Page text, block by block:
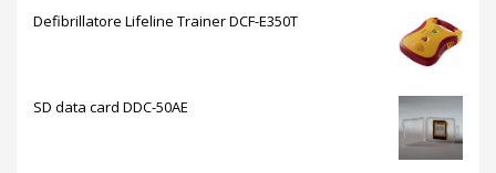
Defibrillatore Lifeline Trainer DCF-E350T
SD data card DDC-50AE